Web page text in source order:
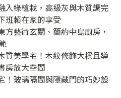
入綠植栽，高級灰與木質調完
班賴在家的享受
方藝術玄關、簡約中島廚房，
質美學宅！木紋修飾大樑且導
房放大空間
！玻璃隔間與隱藏門的巧妙設